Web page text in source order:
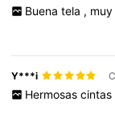
Buena tela , muy
Y***i
Hermosas cintas